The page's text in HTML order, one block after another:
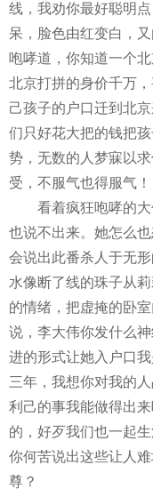
线，我劝你最好聪明
呆，脸色由红变白，
咆哮道，你知道一个
北京打拼的身价千万
己孩子的户口迁到北
们只好花大把的钱把
势，无数的人梦寐以
受，不服气也得服气！
看着疯狂咆哮的大
也说不出来。她怎么
会说出此番杀人于无
水像断了线的珠子从
的情绪，把虚掩的卧
说，李大伟你发什么
进的形式让她入户口
三年，我想你对我的
利己的事我能做得出
的，好歹我们也一起
你何苦说出这些让人
尊？